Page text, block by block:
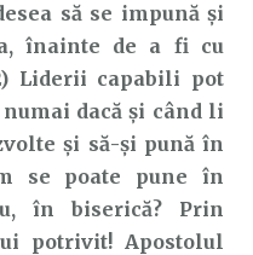
să se impună și
înainte de a fi cu
Liderii capabili pot
dacă și când li
și să-și pună în
se poate pune în
în biserică? Prin
potrivit! Apostolul